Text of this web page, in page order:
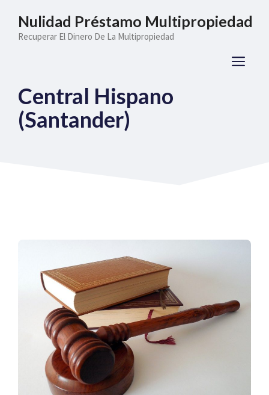
contenido
Nulidad Préstamo Multipropiedad
Recuperar El Dinero De La Multipropiedad
Central Hispano
(Santander)